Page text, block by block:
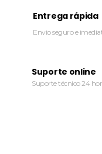
Entrega rápida
Envio seguro e
Suporte online
Suporte técnico 24